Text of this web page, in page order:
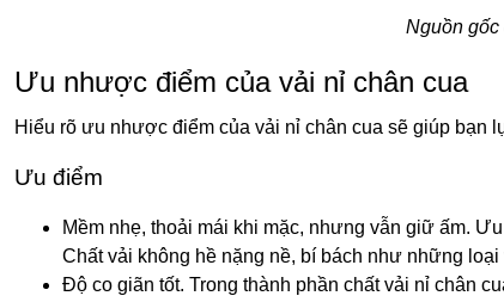
Nguồn
Ưu nhược điểm của vải nỉ chân cua
Hiểu rõ ưu nhược điểm của vải nỉ chân cua sẽ giúp bạn
Ưu điểm
Mềm nhẹ, thoải mái khi mặc, nhưng vẫn giữ ấm.
Chất vải không hề nặng nề, bí bách như những
Độ co giãn tốt. Trong thành phần chất vải nỉ chân